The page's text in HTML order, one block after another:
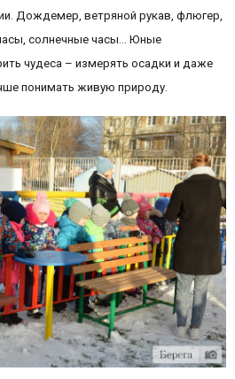
Дождемер, ветряной рукав, флюгер,
солнечные часы… Юные
чудеса – измерять осадки и даже
понимать живую природу.